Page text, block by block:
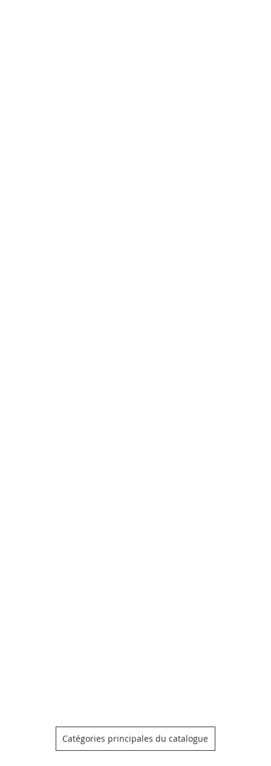
Catégories principales du catalogue